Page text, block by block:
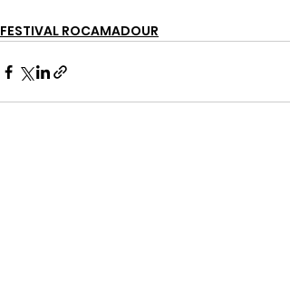
FESTIVAL ROCAMADOUR